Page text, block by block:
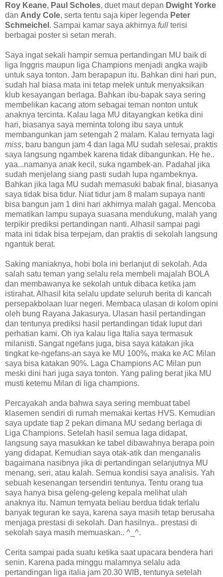
Roy Keane, Paul Scholes, duet maut depan Dwight Yorke
dan Andy Cole, serta tentu saja kiper legenda Peter
Schmeichel . Sampai kamar saya akhirnya full terisi
berbagai poster si setan merah.
Saya ingat sekali hampir semua pertandingan MU baik di
liga Inggris maupun liga Champions menjadi angka wajib
untuk saya tonton. Jam berapapun itu. Bahkan dini hari pun,
sudah hal biasa mata ini tetap melek untuk menyaksikan
klub kesayangan berlaga. Bahkan ibu-bapak saya sering
membelikan kacang atom sebagai teman nonton untuk
anaknya tercinta. Kalau laga MU ditayangkan ketika dini
hari, biasanya saya meminta tolong ibu saya untuk
membangunkan jam setengah 2 malam. Kalau ternyata lagi
miss, baru bangun jam 4 dan laga MU sudah selesai, praktis
saya langsung ngambek karena tidak dibangunkan. He he..
yaa...namanya anak kecil, suka ngambek-an. Padahal jika
sudah menjelang siang pasti sudah lupa ngambeknya.
Bahkan jika laga MU sudah memasuki babak final, biasanya
saya tidak bisa tidur. Niat tidur jam 8 malam supaya nanti
bisa bangun jam 1 dini hari akhirnya malah gagal. Mencoba
mematikan lampu supaya suasana mendukung, malah yang
terpikir prediksi pertandingan nanti. Alhasil sampai pagi
mata ini tidak bisa terpejam, dan praktis di sekolah langsung
ngantuk berat.
Saking maniaknya, hobi bola ini berlanjut di sekolah. Ada
salah satu teman yang selalu rela membeli majalah BOLA
dan membawanya ke sekolah untuk dibaca ketika jam
istirahat. Alhasil kita selalu update seluruh berita di kancah
persepakbolaan luar negeri. Membaca ulasan di kolom opini
oleh bung Rayana Jakasurya. Ulasan hasil pertandingan
dan tentunya prediksi hasil pertandingan tidak luput dari
perhatian kami. Oh iya kalau liga Italia saya termasuk
milanisti. Sangat ngefans juga, bisa saya katakan jika
tingkat ke-ngefans-an saya ke MU 100%, maka ke AC Milan
saya bisa katakan 90%. Laga Champions AC Milan pun
meski dini hari juga saya tonton. Yang paling berat jika MU
musti ketemu Milan di liga champions.
Percayakah anda bahwa saya sering membuat tabel
klasemen sendiri di rumah memakai kertas HVS. Kemudian
saya update tiap 2 pekan dimana MU sedang berlaga di
Liga Champions. Setelah hasil semua laga didapat,
langsung saya masukkan ke tabel dibawahnya berapa poin
yang didapat. Kemudian saya otak-atik dan menganalis
bagaimana nasibnya jika di pertandingan selanjutnya MU
menang, seri, atau kalah. Semua kondisi saya analisis. Yah
sebuah kesenangan tersendiri tentunya. Tentu orang tua
saya hanya bisa geleng-geleng kepala melihat ulah
anaknya itu. Namun ternyata beliau berdua tidak terlalu
banyak teguran ke saya, karena saya masih tetap berusaha
menjaga prestasi di sekolah. Dan hasilnya.. prestasi di
sekolah saya masih memuaskan.. ^_^.
Cerita sampai pada suatu ketika saat upacara bendera hari
senin. Karena pada minggu malamnya selalu ada
pertandingan liga italia jam 20.30 WIB, tentunya setelah